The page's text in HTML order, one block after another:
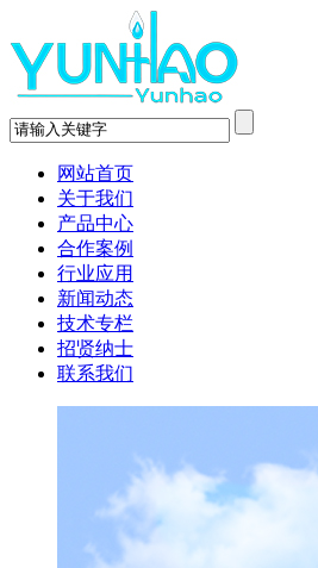
网站首页
关于我们
产品中心
合作案例
行业应用
新闻动态
技术专栏
招贤纳士
联系我们